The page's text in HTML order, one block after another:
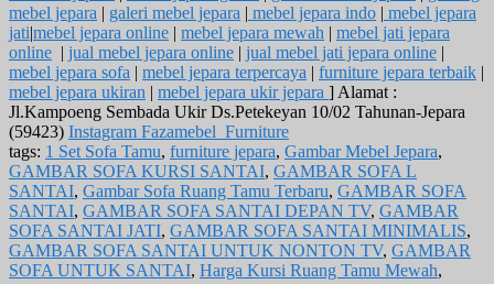
mebel jepara | galeri mebel jepara | mebel jepara indo | mebel jepara
jati|mebel jepara online | mebel jepara mewah | mebel jati jepara
online | jual mebel jepara online | jual mebel jati jepara online |
mebel jepara sofa | mebel jepara terpercaya | furniture jepara terbaik |
mebel jepara ukiran | mebel jepara ukir jepara ] Alamat :
Jl.Kampoeng Sembada Ukir Ds.Petekeyan 10/02 Tahunan-Jepara
(59423) Instagram Fazamebel_Furniture
tags: 1 Set Sofa Tamu, furniture jepara, Gambar Mebel Jepara,
GAMBAR SOFA KURSI SANTAI, GAMBAR SOFA L
SANTAI, Gambar Sofa Ruang Tamu Terbaru, GAMBAR SOFA
SANTAI, GAMBAR SOFA SANTAI DEPAN TV, GAMBAR
SOFA SANTAI JATI, GAMBAR SOFA SANTAI MINIMALIS,
GAMBAR SOFA SANTAI UNTUK NONTON TV, GAMBAR
SOFA UNTUK SANTAI, Harga Kursi Ruang Tamu Mewah,